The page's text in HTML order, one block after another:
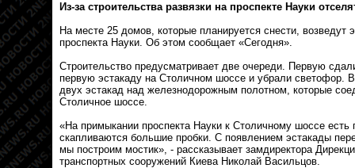
Из-за строительства развязки на проспекте Науки
На месте 25 домов, которые планируется снести, возведут
проспекта Науки. Об этом сообщает «Сегодня».
Строительство предусматривает две очереди. Первую
первую эстакаду на Столичном шоссе и убрали светофор.
двух эстакад над железнодорожным полотном, которые
Столичное шоссе.
«На примыкании проспекта Науки к Столичному шоссе есть
скапливаются большие пробки. С появлением эстакады
мы построим мостик», - рассказывает замдиректора
транспортных сооружений Киева Николай Васильцов.